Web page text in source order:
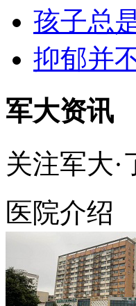
孩子总
抑郁并
军大资讯
关注军大
医院介绍